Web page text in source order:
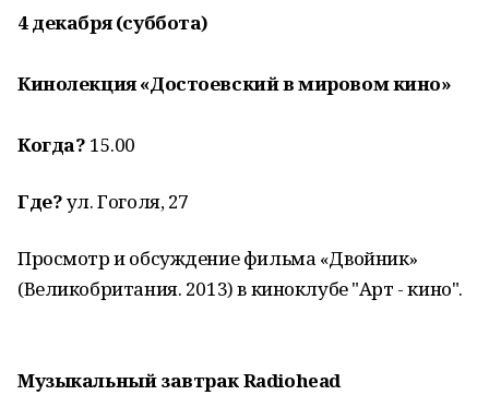
4 декабря (суббота)
Кинолекция «Достоевский в мировом кино»
Когда? 15.00
Где?ул. Гоголя, 27
Просмотр и обсуждение фильма «Двойник»
(Великобритания. 2013) в киноклубе "Арт - кино".
Музыкальный завтрак Radiohead